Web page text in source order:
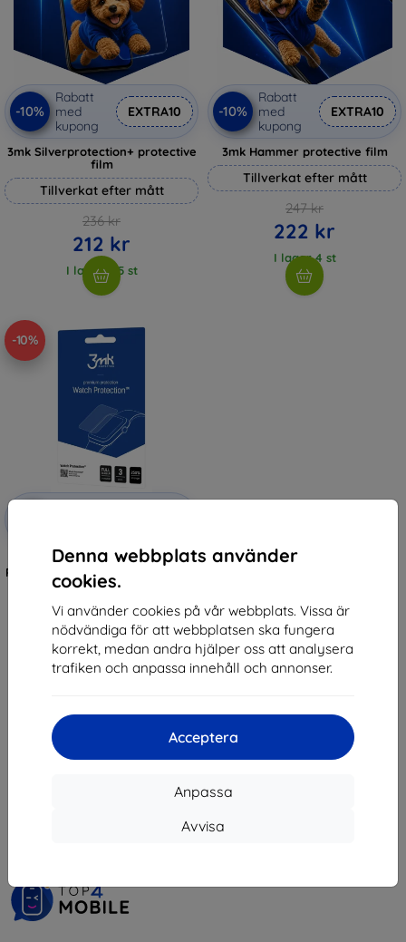
Denna webbplats använder
cookies.
Vi använder cookies på vår webbplats. Vissa är
nödvändiga för att webbplatsen ska fungera
korrekt, medan andra hjälper oss att analysera
trafiken och anpassa innehåll och annonser.
Acceptera
Anpassa
Avvisa
-10%
Rabatt
med
kupong
EXTRA10
3mk Silverprotection+ protective
film
Tillverkat efter mått
236 kr
212 kr
I lager > 5 st
-10%
Rabatt
med
kupong
EXTRA10
3mk Hammer protective film
Tillverkat efter mått
247 kr
222 kr
I lager 4 st
-10%
Rabatt
3mk Watch Protection ARC
Protective film for Garett Activity
3
132 kr
I lager > 5 st